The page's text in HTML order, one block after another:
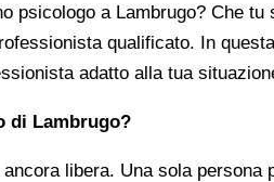
psicologo a Lambrugo? Che
qualificato. In
adatto alla tua
di Lambrugo?
ancora libera. Una sola